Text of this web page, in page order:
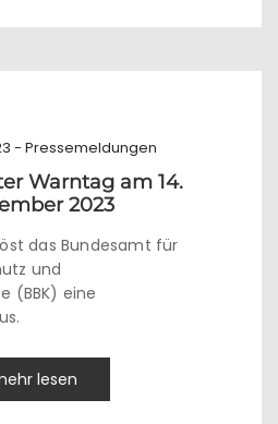
- Pressemeldungen
Warntag am 14.
2023
das Bundesamt für
und
(BBK) eine
lesen